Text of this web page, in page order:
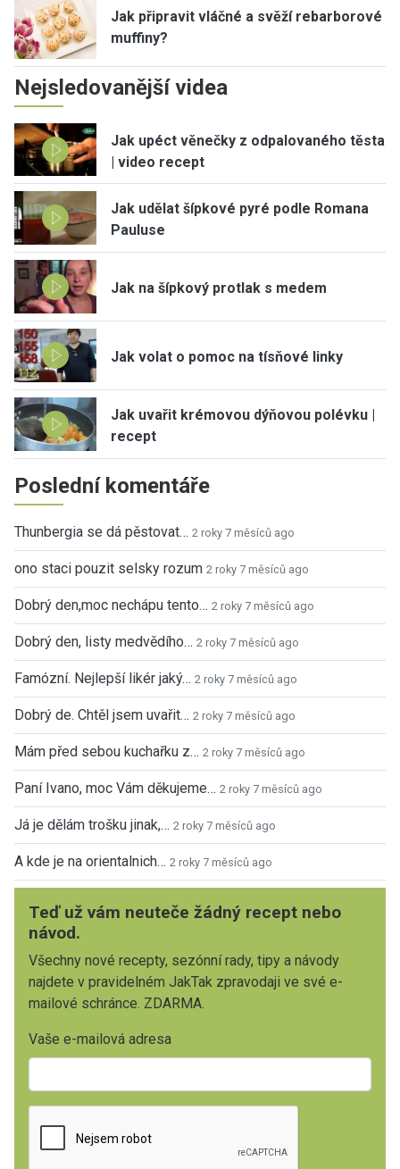
Jak připravit vláčné a svěží rebarborové
muffiny?
Nejsledovanější videa
Jak upéct věnečky z odpalovaného těsta
| video recept
Jak udělat šípkové pyré podle Romana
Pauluse
Jak na šípkový protlak s medem
Jak volat o pomoc na tísňové linky
Jak uvařit krémovou dýňovou polévku |
recept
Poslední komentáře
Thunbergia se dá pěstovat… 2 roky 7 měsíců ago
ono staci pouzit selsky rozum 2 roky 7 měsíců ago
Dobrý den,moc nechápu tento… 2 roky 7 měsíců ago
Dobrý den, listy medvědího… 2 roky 7 měsíců ago
Famózní. Nejlepší likér jaký… 2 roky 7 měsíců ago
Dobrý de. Chtěl jsem uvařit… 2 roky 7 měsíců ago
Mám před sebou kuchařku z… 2 roky 7 měsíců ago
Paní Ivano, moc Vám děkujeme… 2 roky 7 měsíců ago
Já je dělám trošku jinak,… 2 roky 7 měsíců ago
A kde je na orientalnich… 2 roky 7 měsíců ago
Teď už vám neuteče žádný recept nebo
návod.
Všechny nové recepty, sezónní rady, tipy a návody
najdete v pravidelném JakTak zpravodaji ve své e-
mailové schránce. ZDARMA.
Vaše e-mailová adresa